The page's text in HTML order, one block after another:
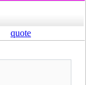
quote